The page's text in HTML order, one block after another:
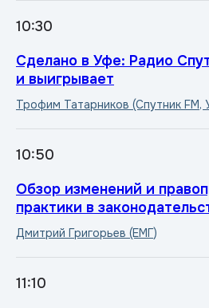
10:30
Сделано в Уфе: Радио
и выигрывает
Трофим Татарников (Спутник FM,
10:50
Обзор изменений и
практики в
Дмитрий Григорьев (ЕМГ)
11:10